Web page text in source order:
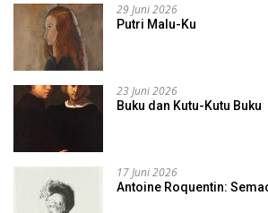
29 Juni 2026
Putri Malu-Ku
23 Juni 2026
Buku dan Kutu-Kutu Buku
17 Juni 2026
Antoine Roquentin: